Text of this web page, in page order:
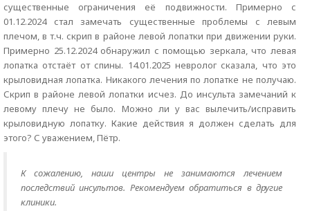
существенные ограничения её подвижности. Примерно с
01.12.2024 стал замечать существенные проблемы с левым
плечом, в т.ч. скрип в районе левой лопатки при движении руки.
Примерно 25.12.2024 обнаружил с помощью зеркала, что левая
лопатка отстаёт от спины. 14.01.2025 невролог сказала, что это
крыловидная лопатка. Никакого лечения по лопатке не получаю.
Скрип в районе левой лопатки исчез. До инсульта замечаний к
левому плечу не было. Можно ли у вас вылечить/исправить
крыловидную лопатку. Какие действия я должен сделать для
этого? С уважением, Пётр.
К сожалению, наши центры не занимаются лечением
последствий инсультов. Рекомендуем обратиться в другие
клиники.